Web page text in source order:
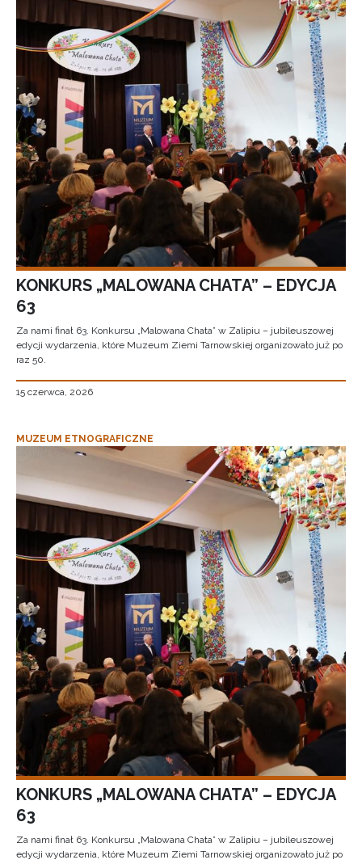
KONKURS „MALOWANA CHATA” – EDYCJA
63
Za nami finał 63. Konkursu „Malowana Chata” w Zalipiu – jubileuszowej
edycji wydarzenia, które Muzeum Ziemi Tarnowskiej organizowało już po
raz 50.
15 czerwca, 2026
MUZEUM ETNOGRAFICZNE
KONKURS „MALOWANA CHATA” – EDYCJA
63
Za nami finał 63. Konkursu „Malowana Chata” w Zalipiu – jubileuszowej
edycji wydarzenia, które Muzeum Ziemi Tarnowskiej organizowało już po